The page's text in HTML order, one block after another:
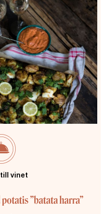
vinet
”batata harra”